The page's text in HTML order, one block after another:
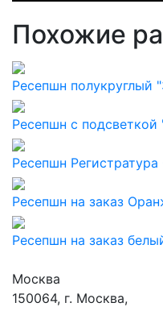
Похожие
Ресепшн полукруглый
Ресепшн с подсветкой
Ресепшн
Ресепшн на заказ
Ресепшн на заказ
Москва
150064, г. Москва,